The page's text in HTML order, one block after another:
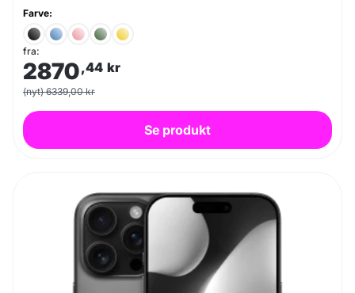
Farve:
fra:
2870,44 kr
(nyt) 6339,00 kr
Se produkt